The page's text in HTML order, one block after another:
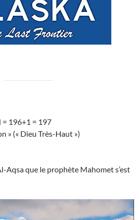
= 196+1 = 197
» (« Dieu Très-Haut »)
Aqsa que le prophète Mahomet s’est